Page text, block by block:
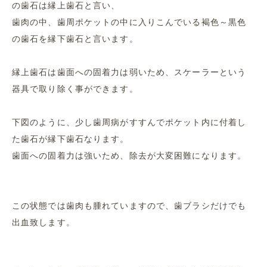
の歯石は縁上歯石と言い、
歯肉の中、歯周ポケットの中に入りこんでいる褐色～黒色
の歯石を縁下歯石と言います。
縁上歯石は歯面への固着力は弱いため、スケーラーという
器具で取り除く事ができます。
下図のように、少し歯周病がすすんでポケット内に付着し
た歯石が縁下歯石なります。
歯面への固着力は強いため、除去が大変困難になります。
この状態では歯肉も腫れていますので、歯ブラシだけでも
出血致します。